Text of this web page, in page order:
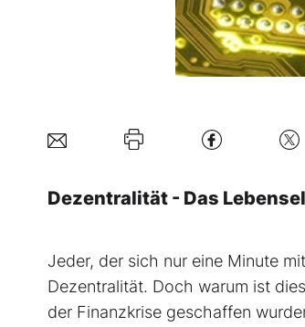
Dezentralität - Das
Jeder, der sich nur eine Minute
Dezentralität. Doch warum ist
der Finanzkrise geschaffen